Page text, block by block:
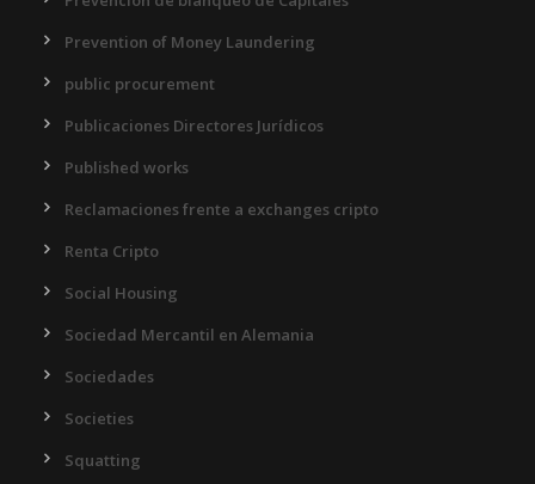
Prevention of Money Laundering
public procurement
Publicaciones Directores Jurídicos
Published works
Reclamaciones frente a exchanges cripto
Renta Cripto
Social Housing
Sociedad Mercantil en Alemania
Sociedades
Societies
Squatting